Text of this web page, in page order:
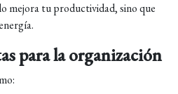
mejora tu productividad, sino que
para la organización